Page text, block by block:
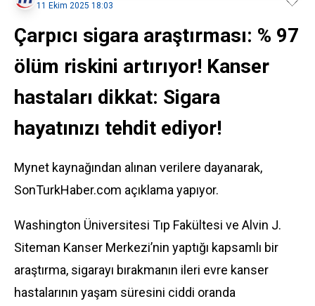
11 Ekim 2025 18:03
Çarpıcı sigara araştırması: % 97
ölüm riskini artırıyor! Kanser
hastaları dikkat: Sigara
hayatınızı tehdit ediyor!
Mynet kaynağından alınan verilere dayanarak,
SonTurkHaber.com açıklama yapıyor.
Washington Üniversitesi Tıp Fakültesi ve Alvin J.
Siteman Kanser Merkezi’nin yaptığı kapsamlı bir
araştırma, sigarayı bırakmanın ileri evre kanser
hastalarının yaşam süresini ciddi oranda